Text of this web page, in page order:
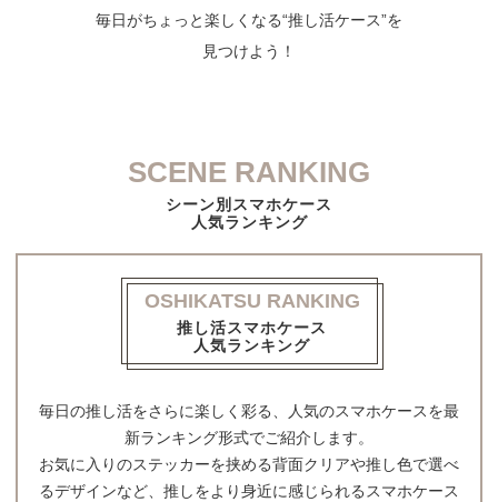
毎日がちょっと楽しくなる“推し活ケース”を
見つけよう！
SCENE RANKING
シーン別スマホケース
人気ランキング
OSHIKATSU RANKING
推し活スマホケース
人気ランキング
毎日の推し活をさらに楽しく彩る、人気のスマホケースを最
新ランキング形式でご紹介します。
お気に入りのステッカーを挟める背面クリアや推し色で選べ
るデザインなど、推しをより身近に感じられるスマホケース